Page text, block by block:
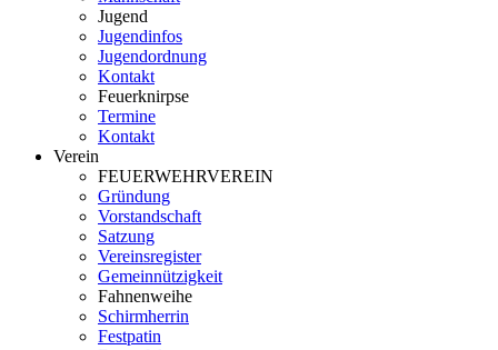
Jugend
Jugendinfos
Jugendordnung
Kontakt
Feuerknirpse
Termine
Kontakt
Verein
FEUERWEHRVEREIN
Gründung
Vorstandschaft
Satzung
Vereinsregister
Gemeinnützigkeit
Fahnenweihe
Schirmherrin
Festpatin